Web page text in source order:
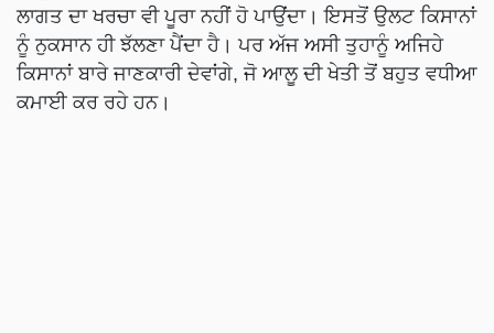
ਲਾਗਤ ਦਾ ਖਰਚਾ ਵੀ ਪੂਰਾ ਨਹੀਂ ਹੋ ਪਾਉਂਦਾ। ਇਸਤੋਂ ਉਲਟ ਕਿਸਾਨਾਂ
ਨੂੰ ਨੁਕਸਾਨ ਹੀ ਝੱਲਣਾ ਪੈਂਦਾ ਹੈ। ਪਰ ਅੱਜ ਅਸੀ ਤੁਹਾਨੂੰ ਅਜਿਹੇ
ਕਿਸਾਨਾਂ ਬਾਰੇ ਜਾਣਕਾਰੀ ਦੇਵਾਂਗੇ, ਜੋ ਆਲੂ ਦੀ ਖੇਤੀ ਤੋਂ ਬਹੁਤ ਵਧੀਆ
ਕਮਾਈ ਕਰ ਰਹੇ ਹਨ।